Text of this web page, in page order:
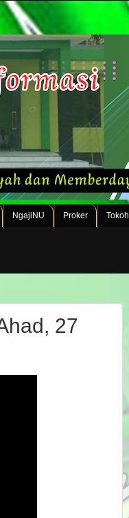
NgajiNU Proker Tokoh
27